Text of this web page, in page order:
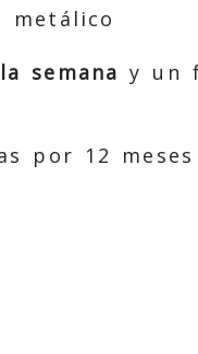
metálico
semana y un
por 12